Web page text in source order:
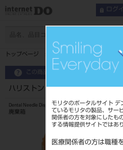
モリタのポータルサイト デ
ているモリタの製品、サー
関係者の方を対象にしたも
する情報提供サイトではあ
医療関係者の方は職種
ログ
トップページ ハリストン
この商品に関するお問い合わせ
ハリストン
Dental Needle Disposal Box
廃棄箱